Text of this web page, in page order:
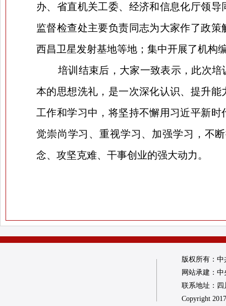
办、省直机关工委、经济和信息化厅领
监督检查处主要负责同志为大家作了政
西昌卫星发射基地等地；集中开展了机构
培训结束后，大家一致表示，此次
本的思想洗礼，是一次深化认识、提升
工作和学习中，将坚持不懈用习近平新
觉崇尚学习、重视学习、加强学习，不
念、攻坚克难、干事创业的强大动力。
版权所有：
网站承建：
联系地址：四
Copyright